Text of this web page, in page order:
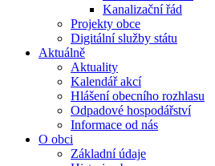
Kanalizační řád
Projekty obce
Digitální služby státu
Aktuálně
Aktuality
Kalendář akcí
Hlášení obecního rozhlasu
Odpadové hospodářství
Informace od nás
O obci
Základní údaje